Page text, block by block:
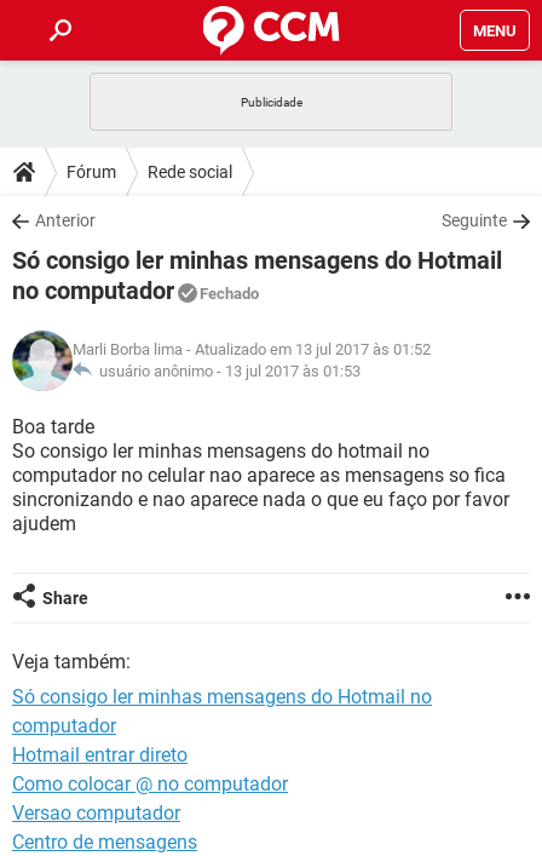
MENU
CELULAR
OUTLOOK
INSTAGRAM GMAIL
GUIA DE COMPRAS
DICAS
JOGOS
OUTLOOK
GUIA DE COMPRAS
DOWNLOADS
JOGOS WHATSAPP
CELULAR
OUTLOOK EXCEL
INSTAGRAM
GUIA DE COMPRAS
CELULAR FACEBOOK
INSTAGRAM GMAIL
GUIA DE COMPRAS
GLOSSÁRIO
JOGOS
CELULAR
OUTLOOK EXCEL
INSTAGRAM GMAIL
Fórum Rede social
Anterior Seguinte
Só consigo ler minhas mensagens do Hotmail
no computador
Fechado
Marli Borba lima - Atualizado em 13 jul 2017 às 01:52
usuário anônimo - 13 jul 2017 às 01:53
Boa tarde
So consigo ler minhas mensagens do hotmail no
computador no celular nao aparece as mensagens so fica
sincronizando e nao aparece nada o que eu faço por favor
ajudem
Share
Veja também:
Só consigo ler minhas mensagens do Hotmail no
computador
Hotmail entrar direto
Como colocar @ no computador
Versao computador
Centro de mensagens